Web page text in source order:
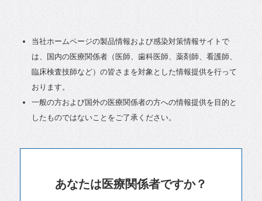
当社ホームページの製品情報および感染対策情報サイトで
は、国内の医療関係者（医師、歯科医師、薬剤師、看護師、
臨床検査技師など）の皆さまを対象とした情報提供を行って
おります。
一般の方および国外の医療関係者の方への情報提供を目的と
したものではないことをご了承ください。
あなたは医療関係者ですか？